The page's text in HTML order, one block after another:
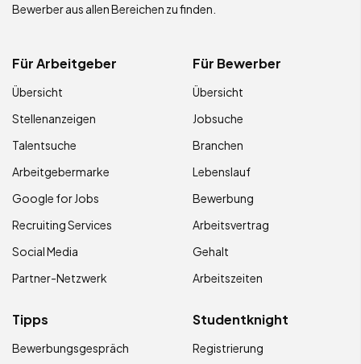
Bewerber aus allen Bereichen zu finden.
Für Arbeitgeber
Übersicht
Stellenanzeigen
Talentsuche
Arbeitgebermarke
Google for Jobs
Recruiting Services
Social Media
Partner-Netzwerk
Für Bewerber
Übersicht
Jobsuche
Branchen
Lebenslauf
Bewerbung
Arbeitsvertrag
Gehalt
Arbeitszeiten
Tipps
Bewerbungsgespräch
Studentknight
Registrierung